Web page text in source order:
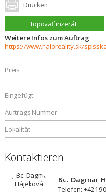
Drucken
topovať inzerát
Weitere Infos zum Auftrag
Preis
Eingefügt
Auftrags Nummer
Lokalität
Kontaktieren
Bc. Dagmar
Telefon: